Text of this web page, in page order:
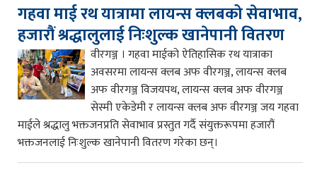
गहवा माई रथ यात्रामा लायन्स क्लबको सेवाभाव,
हजारौं श्रद्धालुलाई निःशुल्क खानेपानी वितरण
वीरगञ्ज । गहवा माईको ऐतिहासिक रथ यात्राका
अवसरमा लायन्स क्लब अफ वीरगञ्ज, लायन्स क्लब
अफ वीरगञ्ज विजयपथ, लायन्स क्लब अफ वीरगञ्ज
सेस्मी एकेडेमी र लायन्स क्लब अफ वीरगञ्ज जय गहवा
माईले श्रद्धालु भक्तजनप्रति सेवाभाव प्रस्तुत गर्दै संयुक्तरूपमा हजारौं
भक्तजनलाई निःशुल्क खानेपानी वितरण गरेका छन्।